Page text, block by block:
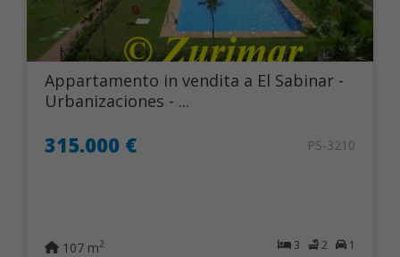
Appartamento in vendita a El Sabinar -
Urbanizaciones - ...
315.000 € PS-3210
3 2 1
107 m2